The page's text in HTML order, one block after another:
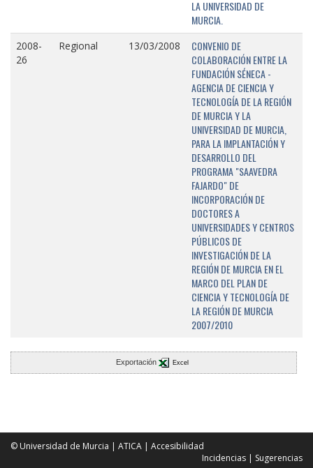
LA UNIVERSIDAD DE
MURCIA.
2008-
26
Regional 13/03/2008
CONVENIO DE
COLABORACIÓN ENTRE LA
FUNDACIÓN SÉNECA -
AGENCIA DE CIENCIA Y
TECNOLOGÍA DE LA REGIÓN
DE MURCIA Y LA
UNIVERSIDAD DE MURCIA,
PARA LA IMPLANTACIÓN Y
DESARROLLO DEL
PROGRAMA "SAAVEDRA
FAJARDO" DE
INCORPORACIÓN DE
DOCTORES A
UNIVERSIDADES Y CENTROS
PÚBLICOS DE
INVESTIGACIÓN DE LA
REGIÓN DE MURCIA EN EL
MARCO DEL PLAN DE
CIENCIA Y TECNOLOGÍA DE
LA REGIÓN DE MURCIA
2007/2010
Exportación Excel
© Universidad de Murcia | ATICA | Accesibilidad
Incidencias | Sugerencias